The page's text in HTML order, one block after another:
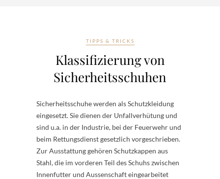
TIPPS & TRICKS
Klassifizierung von
Sicherheitsschuhen
Sicherheitsschuhe werden als Schutzkleidung
eingesetzt. Sie dienen der Unfallverhütung und
sind u.a. in der Industrie, bei der Feuerwehr und
beim Rettungsdienst gesetzlich vorgeschrieben.
Zur Ausstattung gehören Schutzkappen aus
Stahl, die im vorderen Teil des Schuhs zwischen
Innenfutter und Aussenschaft eingearbeitet